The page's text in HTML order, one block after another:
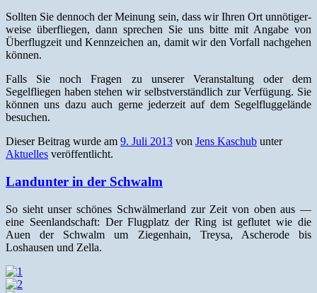
Soll­ten Sie den­noch der Mei­n­ung sein, dass wir Ihren Ort unnötiger­
weise über­fliegen, dann sprechen Sie uns bitte mit Angabe von
Über­flugzeit und Kennze­ichen an, damit wir den Vor­fall nachge­hen
können.
Falls Sie noch Fra­gen zu unser­er Ver­anstal­tung oder dem
Segelfliegen haben ste­hen wir selb­stver­ständlich zur Ver­fü­gung. Sie
kön­nen uns dazu auch gerne jed­erzeit auf dem Segelfluggelände
besuchen.
Dieser Beitrag wurde am 9. Juli 2013 von Jens Kaschub unter
Aktuelles veröffentlicht.
Landunter in der Schwalm
So sieht unser schönes Schwälmer­land zur Zeit von oben aus —
eine Seen­land­schaft: Der Flug­platz der Ring ist geflutet wie die
Auen der Schwalm um Ziegen­hain, Treysa, Ascherode bis
Loshausen und Zella.